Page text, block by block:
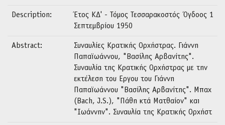
Description:
Έτος ΚΔ' - Τόμος Τεσσαρακοστός Όγδοος 1
Σεπτεμβρίου 1950
Abstract:
Συναυλίες Κρατικής Ορχήστρας. Γιάννη
Παπαϊωάννου, "Βασίλης Αρβανίτης".
Συναυλία της Κρατικής Ορχήστρας με την
εκτέλεση του Εργου του Γιάννη
Παπαϊωάννου "Βασίλης Αρβανίτης". Μπαχ
(Bach, J.S.), "Πάθη κτά Ματθαίον" και
"Ιωάννην". Συναυλία της Κρατικής Ορχήστ